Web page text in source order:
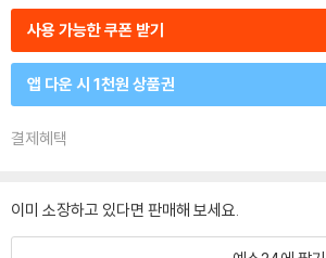
사용 가능한 쿠폰 받기
앱 다운 시 1천원 상품권
결제혜택
이미 소장하고 있다면 판매해 보세요.